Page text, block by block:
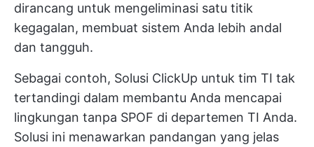
dirancang untuk mengeliminasi satu titik
kegagalan, membuat sistem Anda lebih andal
dan tangguh.
Sebagai contoh, Solusi ClickUp untuk tim TI tak
tertandingi dalam membantu Anda mencapai
lingkungan tanpa SPOF di departemen TI Anda.
Solusi ini menawarkan pandangan yang jelas